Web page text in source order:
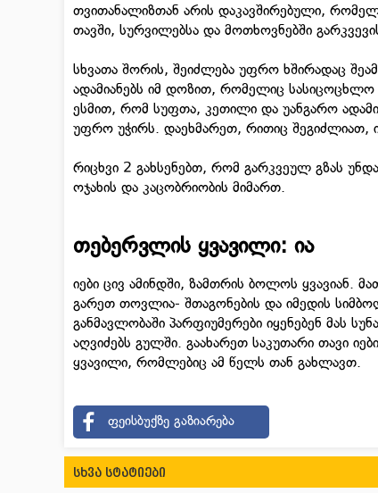
თვითანალიზთან არის დაკავშირებული,
თავში, სურვილებსა და მოთხოვნებში
სხვათა შორის, შეიძლება უფრო ხშირადაც
ადამიანებს იმ დოზით, რომელიც სასიცოცხლო
ესმით, რომ სუფთა, კეთილი და უანგარო
უფრო უჭირს. დაეხმარეთ, რითიც შეგიძლიათ,
რიცხვი 2 გახსენებთ, რომ გარკვეულ გზას
ოჯახის და კაცობრიობის მიმართ.
თებერვლის ყვავილი: ია
იები ცივ ამინდში, ზამთრის ბოლოს ყვავიან.
გარეთ თოვლია- შთაგონების და იმედის
განმავლობაში პარფიუმერები იყენებენ მას
აღვიძებს გულში. გაახარეთ საკუთარი თავი
ყვავილი, რომლებიც ამ წელს თან გახლავთ.
ფეისბუქზე გაზიარება
სხვა სტატიები